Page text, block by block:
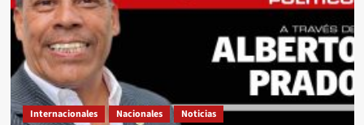
Alberto
Prado
Angeles///Muchos
están
preocupados
o
nerviosos
Internacionales Nacionales Noticias